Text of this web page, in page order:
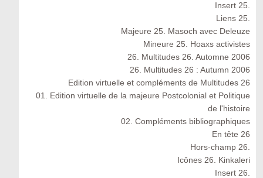
Insert 25.
Liens 25.
Majeure 25. Masoch avec Deleuze
Mineure 25. Hoaxs activistes
26. Multitudes 26. Automne 2006
26. Multitudes 26 : Autumn 2006
Edition virtuelle et compléments de Multitudes 26
01. Edition virtuelle de la majeure Postcolonial et Politique
de l'histoire
02. Compléments bibliographiques
En tête 26
Hors-champ 26.
Icônes 26. Kinkaleri
Insert 26.